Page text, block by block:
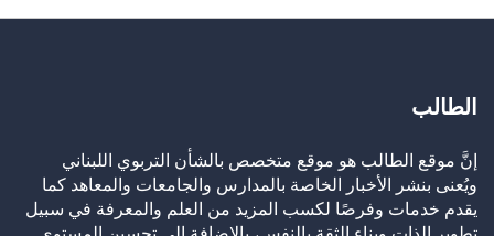
الطالب
إنَّ موقع الطالب هو موقع متخصص بالشأن التربوي اللبناني
ويُعنى بنشر الأخبار الخاصة بالمدارس والجامعات والمعاهد كما
يقدم خدمات وفرصًا لكسب المزيد من العلم والمعرفة في سبيل